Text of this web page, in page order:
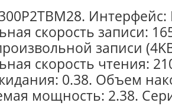
Интерфейс:
скорость записи:
записи
скорость чтения:
0.38. Объем
мощность: 2.38.